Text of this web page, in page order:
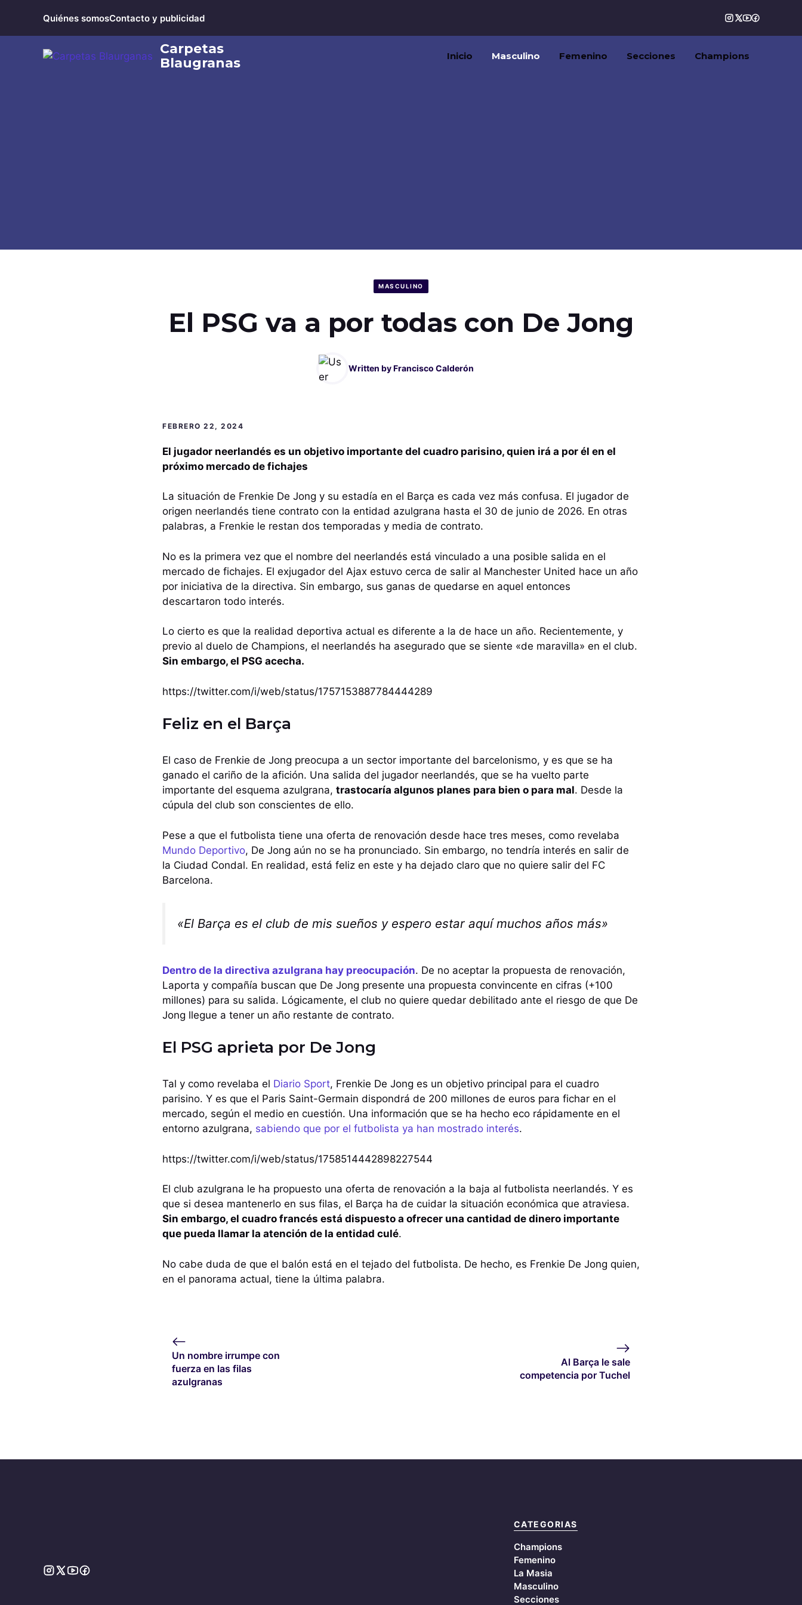
contenido
Quiénes somosContacto y publicidad
Inicio Masculino Femenino Secciones Champions
MASCULINO
El PSG va a por todas con De Jong
Written byFrancisco Calderón
FEBRERO 22, 2024
El jugador neerlandés es un objetivo importante del cuadro parisino, quien irá a por él en el
próximo mercado de fichajes
La situación de Frenkie De Jong y su estadía en el Barça es cada vez más confusa. El jugador de
origen neerlandés tiene contrato con la entidad azulgrana hasta el 30 de junio de 2026. En otras
palabras, a Frenkie le restan dos temporadas y media de contrato.
No es la primera vez que el nombre del neerlandés está vinculado a una posible salida en el
mercado de fichajes. El exjugador del Ajax estuvo cerca de salir al Manchester United hace un año
por iniciativa de la directiva. Sin embargo, sus ganas de quedarse en aquel entonces
descartaron todo interés.
Lo cierto es que la realidad deportiva actual es diferente a la de hace un año. Recientemente, y
previo al duelo de Champions, el neerlandés ha asegurado que se siente «de maravilla» en el club.
Sin embargo, el PSG acecha.
https://twitter.com/i/web/status/1757153887784444289
Feliz en el Barça
El caso de Frenkie de Jong preocupa a un sector importante del barcelonismo, y es que se ha
ganado el cariño de la afición. Una salida del jugador neerlandés, que se ha vuelto parte
importante del esquema azulgrana, trastocaría algunos planes para bien o para mal. Desde la
cúpula del club son conscientes de ello.
Pese a que el futbolista tiene una oferta de renovación desde hace tres meses, como revelaba
Mundo Deportivo, De Jong aún no se ha pronunciado. Sin embargo, no tendría interés en salir de
la Ciudad Condal. En realidad, está feliz en este y ha dejado claro que no quiere salir del FC
Barcelona.
«El Barça es el club de mis sueños y espero estar aquí muchos años más»
Dentro de la directiva azulgrana hay preocupación. De no aceptar la propuesta de renovación,
Laporta y compañía buscan que De Jong presente una propuesta convincente en cifras (+100
millones) para su salida. Lógicamente, el club no quiere quedar debilitado ante el riesgo de que De
Jong llegue a tener un año restante de contrato.
El PSG aprieta por De Jong
Tal y como revelaba el Diario Sport, Frenkie De Jong es un objetivo principal para el cuadro
parisino. Y es que el Paris Saint-Germain dispondrá de 200 millones de euros para fichar en el
mercado, según el medio en cuestión. Una información que se ha hecho eco rápidamente en el
entorno azulgrana, sabiendo que por el futbolista ya han mostrado interés.
https://twitter.com/i/web/status/1758514442898227544
El club azulgrana le ha propuesto una oferta de renovación a la baja al futbolista neerlandés. Y es
que si desea mantenerlo en sus filas, el Barça ha de cuidar la situación económica que atraviesa.
Sin embargo, el cuadro francés está dispuesto a ofrecer una cantidad de dinero importante
que pueda llamar la atención de la entidad culé.
No cabe duda de que el balón está en el tejado del futbolista. De hecho, es Frenkie De Jong quien,
en el panorama actual, tiene la última palabra.
Un nombre irrumpe con
fuerza en las filas
azulgranas
Al Barça le sale
competencia por Tuchel
CATEGORIAS
Champions
Femenino
La Masia
Masculino
Secciones